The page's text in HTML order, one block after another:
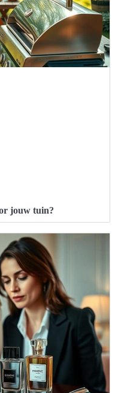
jouw tuin?